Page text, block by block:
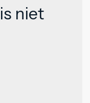
niet